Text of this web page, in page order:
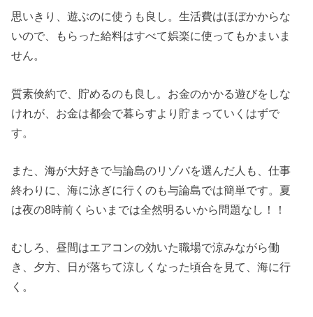
思いきり、遊ぶのに使うも良し。生活費はほぼかからな
いので、もらった給料はすべて娯楽に使ってもかまいま
せん。
質素倹約で、貯めるのも良し。お金のかかる遊びをしな
けれが、お金は都会で暮らすより貯まっていくはずで
す。
また、海が大好きで与論島のリゾバを選んだ人も、仕事
終わりに、海に泳ぎに行くのも与論島では簡単です。夏
は夜の8時前くらいまでは全然明るいから問題なし！！
むしろ、昼間はエアコンの効いた職場で涼みながら働
き、夕方、日が落ちて涼しくなった頃合を見て、海に行
く。